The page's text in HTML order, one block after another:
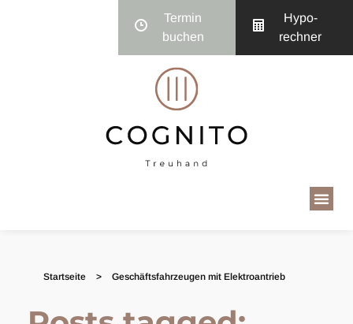
Termin
buchen
Hypo­
rechner
Startseite > Geschäftsfahrzeugen mit Elektroantrieb